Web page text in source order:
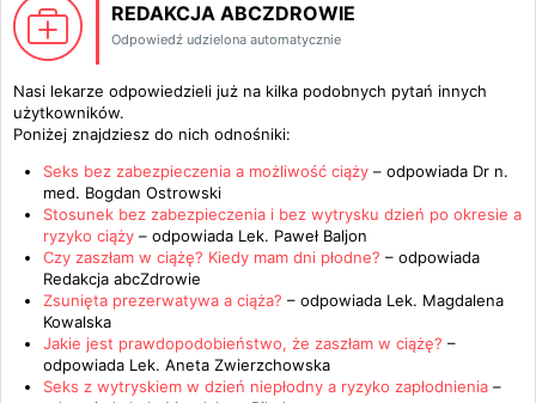
REDAKCJA ABCZDROWIE
Odpowiedź udzielona automatycznie
Nasi lekarze odpowiedzieli już na kilka podobnych pytań innych
użytkowników.
Poniżej znajdziesz do nich odnośniki:
Seks bez zabezpieczenia a możliwość ciąży – odpowiada Dr n.
med. Bogdan Ostrowski
Stosunek bez zabezpieczenia i bez wytrysku dzień po okresie a
ryzyko ciąży – odpowiada Lek. Paweł Baljon
Czy zaszłam w ciążę? Kiedy mam dni płodne? – odpowiada
Redakcja abcZdrowie
Zsunięta prezerwatywa a ciąża? – odpowiada Lek. Magdalena
Kowalska
Jakie jest prawdopodobieństwo, że zaszłam w ciążę? –
odpowiada Lek. Aneta Zwierzchowska
Seks z wytryskiem w dzień niepłodny a ryzyko zapłodnienia –